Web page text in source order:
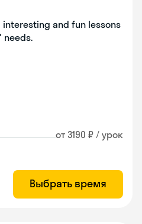
interesting and fun lessons
needs.
от 3190 ₽ / урок
Выбрать время